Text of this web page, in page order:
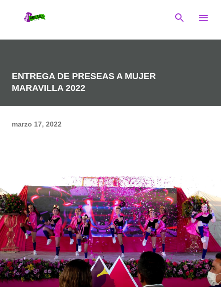
ENTREGA DE PRESEAS A MUJER
MARAVILLA 2022
marzo 17, 2022